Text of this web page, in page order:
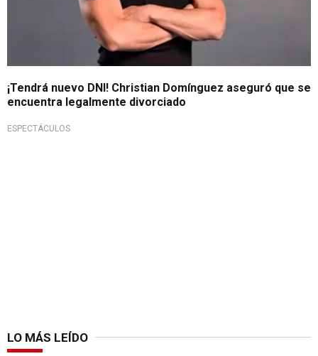
¡Tendrá nuevo DNI! Christian Domínguez aseguró que se
encuentra legalmente divorciado
ESPECTÁCULOS
LO MÁS LEÍDO